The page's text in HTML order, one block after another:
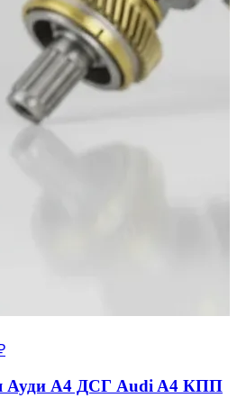
Ауди А4 ДСГ Audi A4 КПП